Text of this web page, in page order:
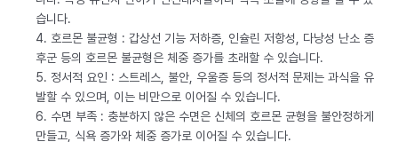
습니다.
4. 호르몬 불균형 : 갑상선 기능 저하증, 인슐린 저항성, 다낭성 난소 증
후군 등의 호르몬 불균형은 체중 증가를 초래할 수 있습니다.
5. 정서적 요인 : 스트레스, 불안, 우울증 등의 정서적 문제는 과식을 유
발할 수 있으며, 이는 비만으로 이어질 수 있습니다.
6. 수면 부족 : 충분하지 않은 수면은 신체의 호르몬 균형을 불안정하게
만들고, 식욕 증가와 체중 증가로 이어질 수 있습니다.